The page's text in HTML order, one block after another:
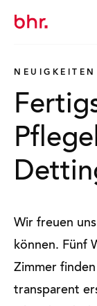
wechseln
NEUIGKEITEN
Wir freuen
können. Fünf
Zimmer
transparent